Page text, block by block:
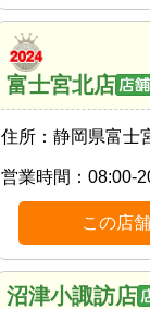
富士宮北店
住所： 静岡県富士
営業時間： 08:00-
この店
沼津小諏訪店